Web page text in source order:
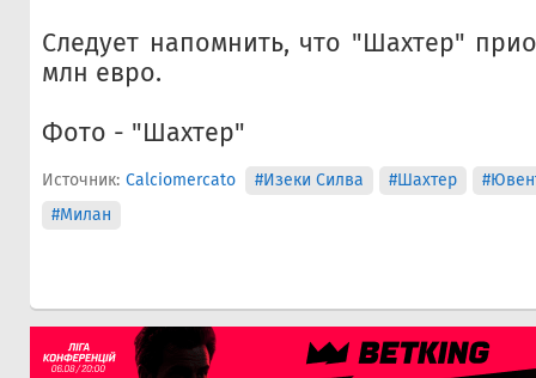
Следует напомнить, что "Шахтер"
млн евро.
Фото - "Шахтер"
Источник: Calciomercato #Изеки Силва #Шахтер
#Милан